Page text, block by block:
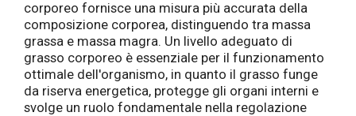
corporeo fornisce una misura più accurata della
composizione corporea, distinguendo tra massa
grassa e massa magra. Un livello adeguato di
grasso corporeo è essenziale per il funzionamento
ottimale dell'organismo, in quanto il grasso funge
da riserva energetica, protegge gli organi interni e
svolge un ruolo fondamentale nella regolazione